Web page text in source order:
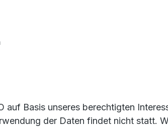
Basis unseres berechtigten
der Daten findet nicht statt.